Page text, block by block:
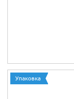
Упаковка